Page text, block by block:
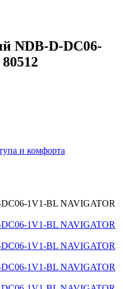
NDB-D-DC06-
и комфорта
DC06-1V1-BL NAVIGATOR